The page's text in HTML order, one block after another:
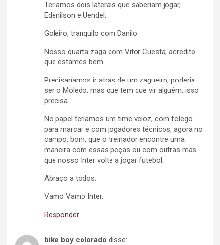
Teriamos dois laterais que saberiam jogar,
Edenilson e Uendel.
Goleiro, tranquilo com Danilo.
Nosso quarta zaga com Vitor Cuesta, acredito
que estamos bem.
Precisaríamos ir atrás de um zagueiro, poderia
ser o Moledo, mas que tem que vir alguém, isso
precisa.
No papel teríamos um time veloz, com folego
para marcar e com jogadores técnicos, agora no
campo, bom, que o treinador encontre uma
maneira com essas peças ou com outras mas
que nosso Inter volte a jogar futebol.
Abraço a todos.
Vamo Vamo Inter.
Responder
bike boy colorado disse: